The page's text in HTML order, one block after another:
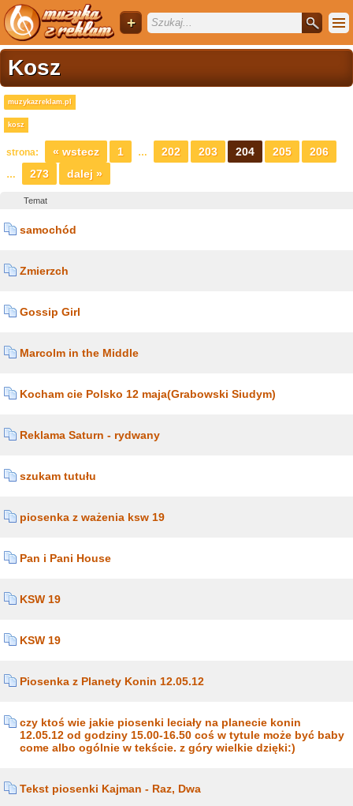
+
Kosz
muzykazreklam.pl
kosz
strona: « wstecz 1 … 202 203 204 205 206
… 273 dalej »
Temat
samochód
Zmierzch
Gossip Girl
Marcolm in the Middle
Kocham cie Polsko 12 maja(Grabowski Siudym)
Reklama Saturn - rydwany
szukam tutułu
piosenka z ważenia ksw 19
Pan i Pani House
KSW 19
KSW 19
Piosenka z Planety Konin 12.05.12
czy ktoś wie jakie piosenki leciały na planecie konin
12.05.12 od godziny 15.00-16.50 coś w tytule może być baby
come albo ogólnie w tekście. z góry wielkie dzięki:)
Tekst piosenki Kajman - Raz, Dwa